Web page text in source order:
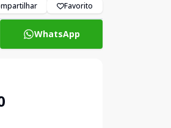
Favorito
WhatsApp